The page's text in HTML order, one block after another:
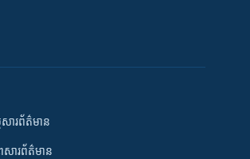
សារព័ត៌មាន
សារព័ត៌មាន